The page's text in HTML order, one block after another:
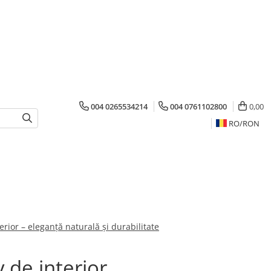
004 0265534214 004 0761102800
0,00
RO/RON
– eleganță naturală și durabilitate